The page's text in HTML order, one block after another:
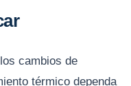
cambios de
térmico dependa